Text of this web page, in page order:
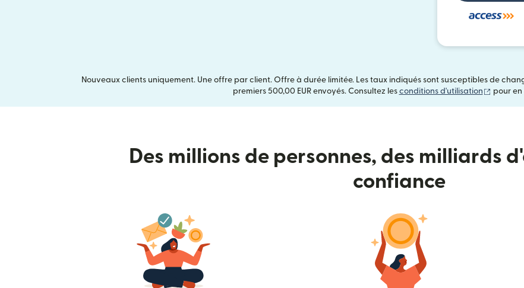
Nouveaux clients uniquement. Une offre par client. Offre à durée limitée. Les taux indiqués sont susceptibles de
premiers 500,00 EUR envoyés. Consultez les conditions d'utilisation (s'ouvre
pour en
Des millions de personnes, des milliards
confiance